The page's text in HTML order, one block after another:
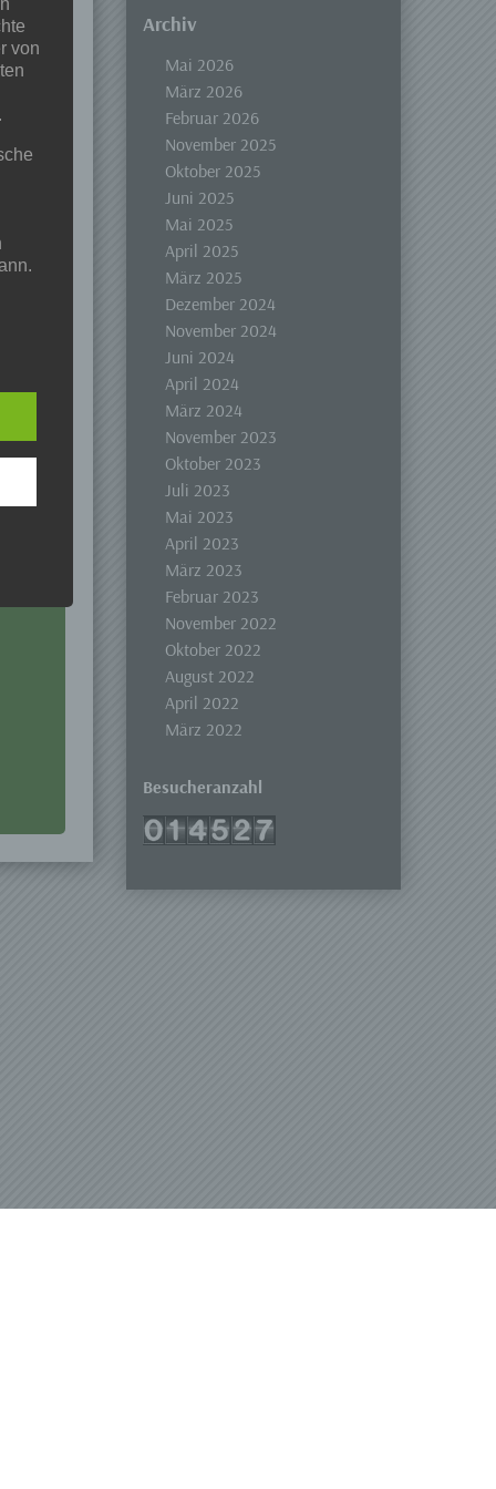
Archiv
Mai 2026
März 2026
Februar 2026
November 2025
Oktober 2025
Juni 2025
Mai 2025
April 2025
März 2025
Dezember 2024
November 2024
Juni 2024
April 2024
März 2024
November 2023
Oktober 2023
Juli 2023
Mai 2023
April 2023
März 2023
Februar 2023
November 2022
Oktober 2022
August 2022
April 2022
März 2022
Besucheranzahl
von